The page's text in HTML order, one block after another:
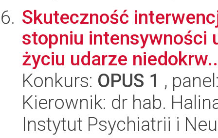
Skuteczność
stopniu intensywności
życiu udarze
Konkurs: OPUS 1 ,
Kierownik: dr hab.
Instytut Psychiatrii i